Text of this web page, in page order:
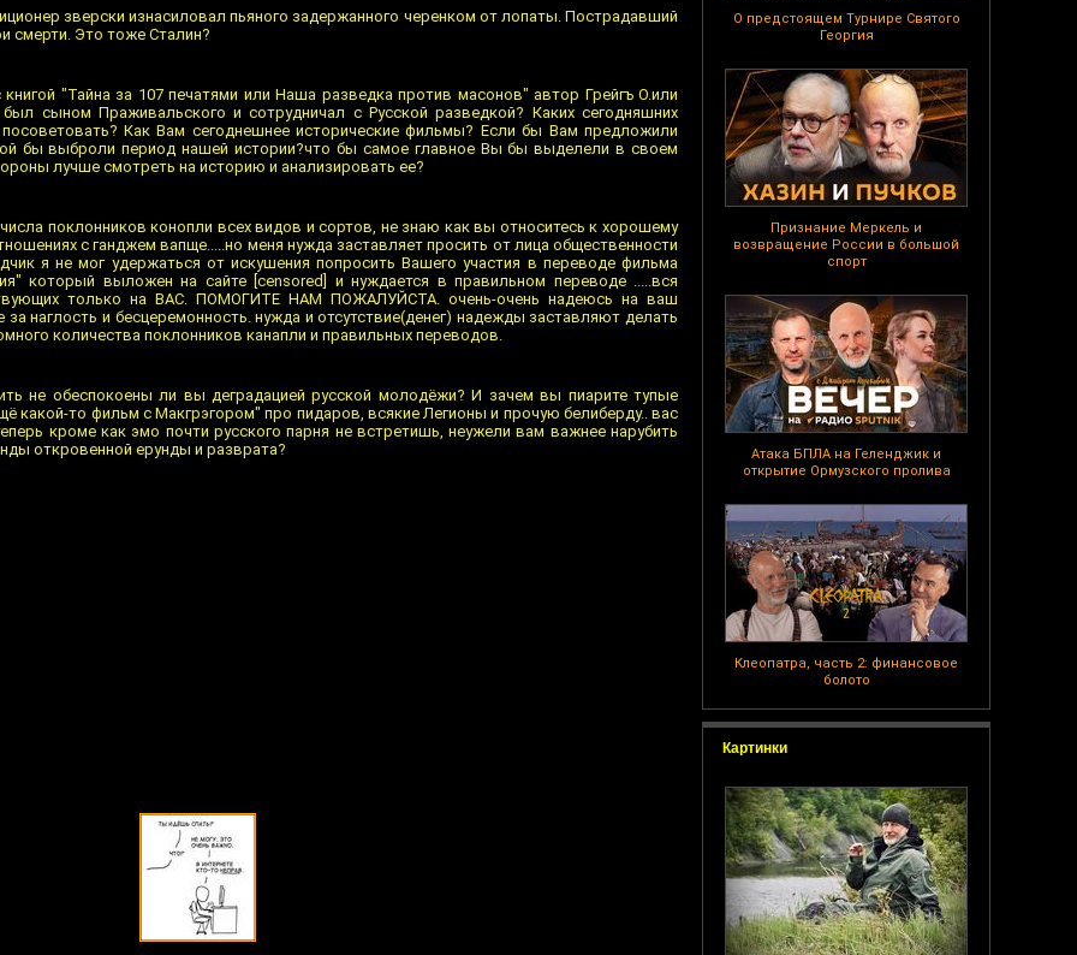
О предстоящем Турнире Святого
Георгия
Признание Меркель и
возвращение России в большой
спорт
Атака БПЛА на Геленджик и
открытие Ормузского пролива
Клеопатра, часть 2: финансовое
болото
Картинки
зверски изнасиловал пьяного задержанного черенком от лопаты. Пострадавший
смерти. Это тоже Сталин?
"Тайна за 107 печатями или Наша разведка против масонов" автор Грейгъ О.или
сыном Праживальского и сотрудничал с Русской разведкой? Каких сегодняшних
Как Вам сегоднешнее исторические фильмы? Если бы Вам предложили
бы выброли период нашей истории?что бы самое главное Вы бы выделели в своем
лучше смотреть на историю и анализировать ее?
поклонников конопли всех видов и сортов, не знаю как вы относитесь к хорошему
с ганджем вапще.....но меня нужда заставляет просить от лица общественности
я не мог удержаться от искушения попросить Вашего участия в переводе фильма
который выложен на сайте [censored] и нуждается в правильном переводе .....вся
только на ВАС. ПОМОГИТЕ НАМ ПОЖАЛУЙСТА. очень-очень надеюсь на ваш
наглость и бесцеремонность. нужда и отсутствие(денег) надежды заставляют делать
количества поклонников канапли и правильных переводов.
не обеспокоены ли вы деградацией русской молодёжи? И зачем вы пиарите тупые
какой-то фильм с Макгрэгором" про пидаров, всякие Легионы и прочую белиберду.. вас
кроме как эмо почти русского парня не встретишь, неужели вам важнее нарубить
откровенной ерунды и разврата?